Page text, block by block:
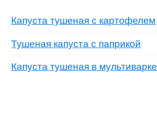
Капуста тушеная с картофелем
Тушеная капуста с паприкой
Капуста тушеная в мультиварке